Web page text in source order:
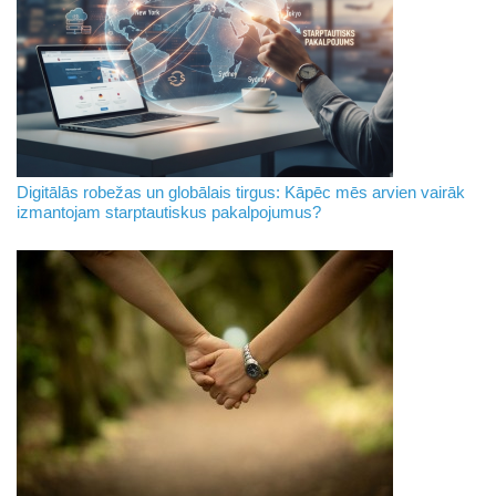
Digitālās robežas un globālais tirgus: Kāpēc mēs arvien vairāk
izmantojam starptautiskus pakalpojumus?